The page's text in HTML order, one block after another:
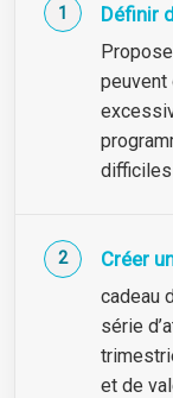
Définir
difficiles
Créer
cadeau
série
et de